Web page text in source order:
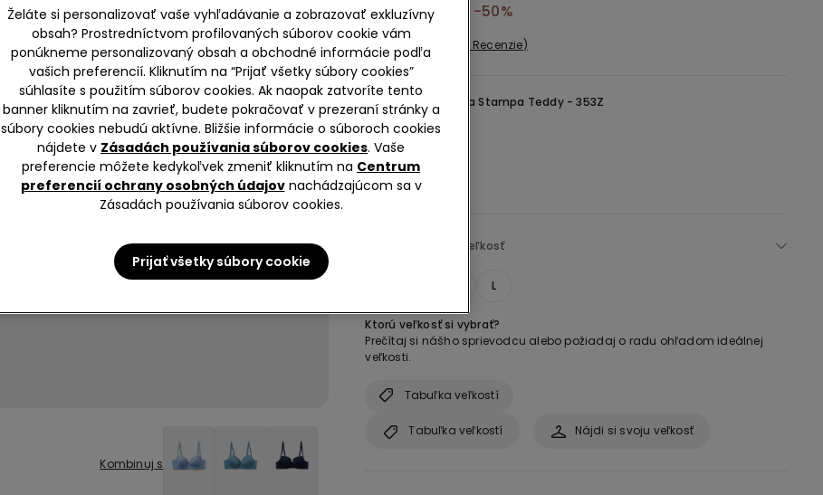
Kombinuj s
9,99 € 4,99 € -50%
5,0 1 Recenzie
Farba: Vichy Rosa Stampa Teddy - 353Z
Vybrať veľkosť
L
Ktorú veľkosť si vybrať?
Prečítaj si nášho sprievodcu alebo požiadaj o radu ohľadom ideálnej
veľkosti.
Tabuľka veľkostí
Nájdi si svoju veľkosť
Tabuľka veľkostí
Želáte si personalizovať vaše vyhľadávanie a zobrazovať exkluzívny
obsah? Prostredníctvom profilovaných súborov cookie vám
ponúkneme personalizovaný obsah a obchodné informácie podľa
vašich preferencií. Kliknutím na “Prijať všetky súbory cookies”
súhlasíte s použitím súborov cookies. Ak naopak zatvoríte tento
banner kliknutím na zavrieť, budete pokračovať v prezeraní stránky a
súbory cookies nebudú aktívne. Bližšie informácie o súboroch cookies
nájdete v Zásadách používania súborov cookies. Vaše
preferencie môžete kedykoľvek zmeniť kliknutím na Centrum
preferencií ochrany osobných údajovnachádzajúcom sa v
Zásadách používania súborov cookies.
Prijať všetky súbory cookie